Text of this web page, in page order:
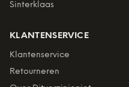
Sinterklaas
KLANTENSERVICE
Klantenservice
Retourneren